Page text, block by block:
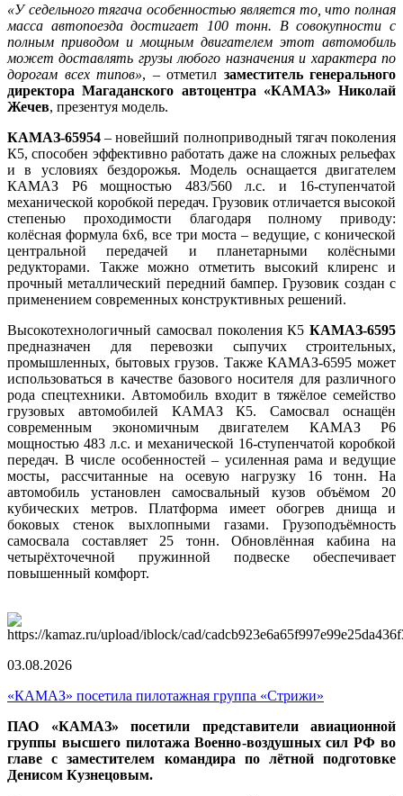
«У седельного тягача особенностью является то, что полная
масса автопоезда достигает 100 тонн. В совокупности с
полным приводом и мощным двигателем этот автомобиль
может доставлять грузы любого назначения и характера по
дорогам всех типов», – отметил заместитель генерального
директора Магаданского автоцентра «КАМАЗ» Николай
Жечев, презентуя модель.
КАМАЗ-65954– новейший полноприводный тягач поколения
К5, способен эффективно работать даже на сложных рельефах
и в условиях бездорожья. Модель оснащается двигателем
КАМАЗ Р6 мощностью 483/560 л.с. и 16-ступенчатой
механической коробкой передач. Грузовик отличается высокой
степенью проходимости благодаря полному приводу:
колёсная формула 6х6, все три моста – ведущие, с конической
центральной передачей и планетарными колёсными
редукторами. Также можно отметить высокий клиренс и
прочный металлический передний бампер. Грузовик создан с
применением современных конструктивных решений.
Высокотехнологичный самосвал поколения К5 КАМАЗ-6595
предназначен для перевозки сыпучих строительных,
промышленных, бытовых грузов. Также КАМАЗ-6595 может
использоваться в качестве базового носителя для различного
рода спецтехники. Автомобиль входит в тяжёлое семейство
грузовых автомобилей КАМАЗ К5. Самосвал оснащён
современным экономичным двигателем КАМАЗ Р6
мощностью 483 л.с. и механической 16-ступенчатой коробкой
передач. В числе особенностей – усиленная рама и ведущие
мосты, рассчитанные на осевую нагрузку 16 тонн. На
автомобиль установлен самосвальный кузов объёмом 20
кубических метров. Платформа имеет обогрев днища и
боковых стенок выхлопными газами. Грузоподъёмность
самосвала составляет 25 тонн. Обновлённая кабина на
четырёхточечной пружинной подвеске обеспечивает
повышенный комфорт.
03.08.2026
«КАМАЗ» посетила пилотажная группа «Стрижи»
ПАО «КАМАЗ» посетили представители авиационной
группы высшего пилотажа Военно-воздушных сил РФ во
главе с заместителем командира по лётной подготовке
Денисом Кузнецовым.